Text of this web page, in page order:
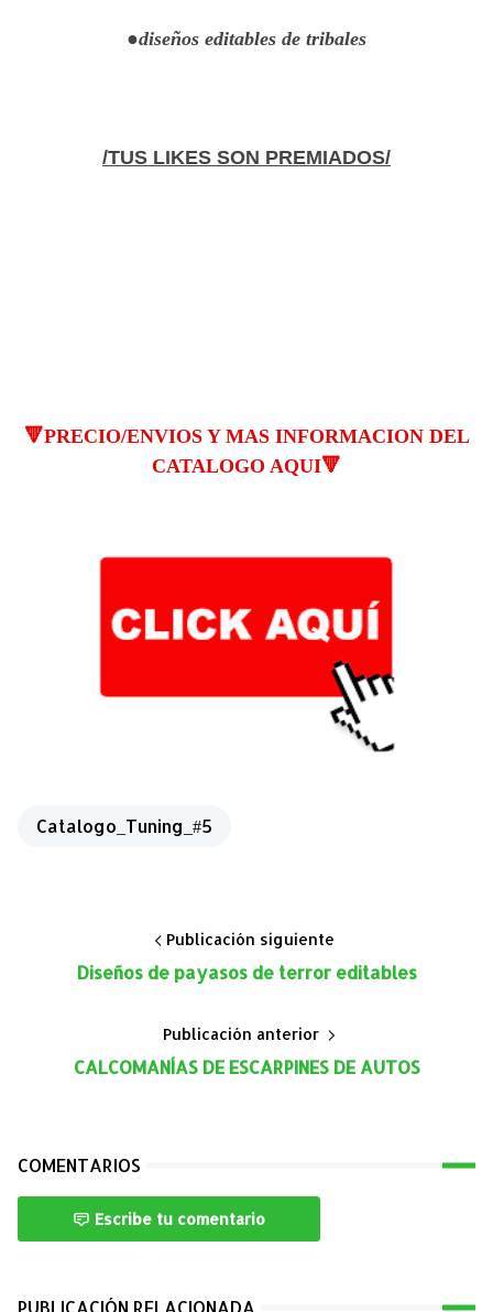
●diseños editables de tribales
/TUS LIKES SON PREMIADOS/
🔻PRECIO/ENVIOS Y MAS INFORMACION DEL
CATALOGO AQUI🔻
Catalogo_Tuning_#5
Publicación siguiente
Diseños de payasos de terror editables
Publicación anterior
CALCOMANÍAS DE ESCARPINES DE AUTOS
COMENTARIOS
Escribe tu comentario